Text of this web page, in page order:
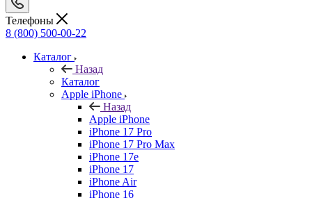
Телефоны
8 (800) 500-00-22
Каталог
Назад
Каталог
Apple iPhone
Назад
Apple iPhone
iPhone 17 Pro
iPhone 17 Pro Max
iPhone 17e
iPhone 17
iPhone Air
iPhone 16